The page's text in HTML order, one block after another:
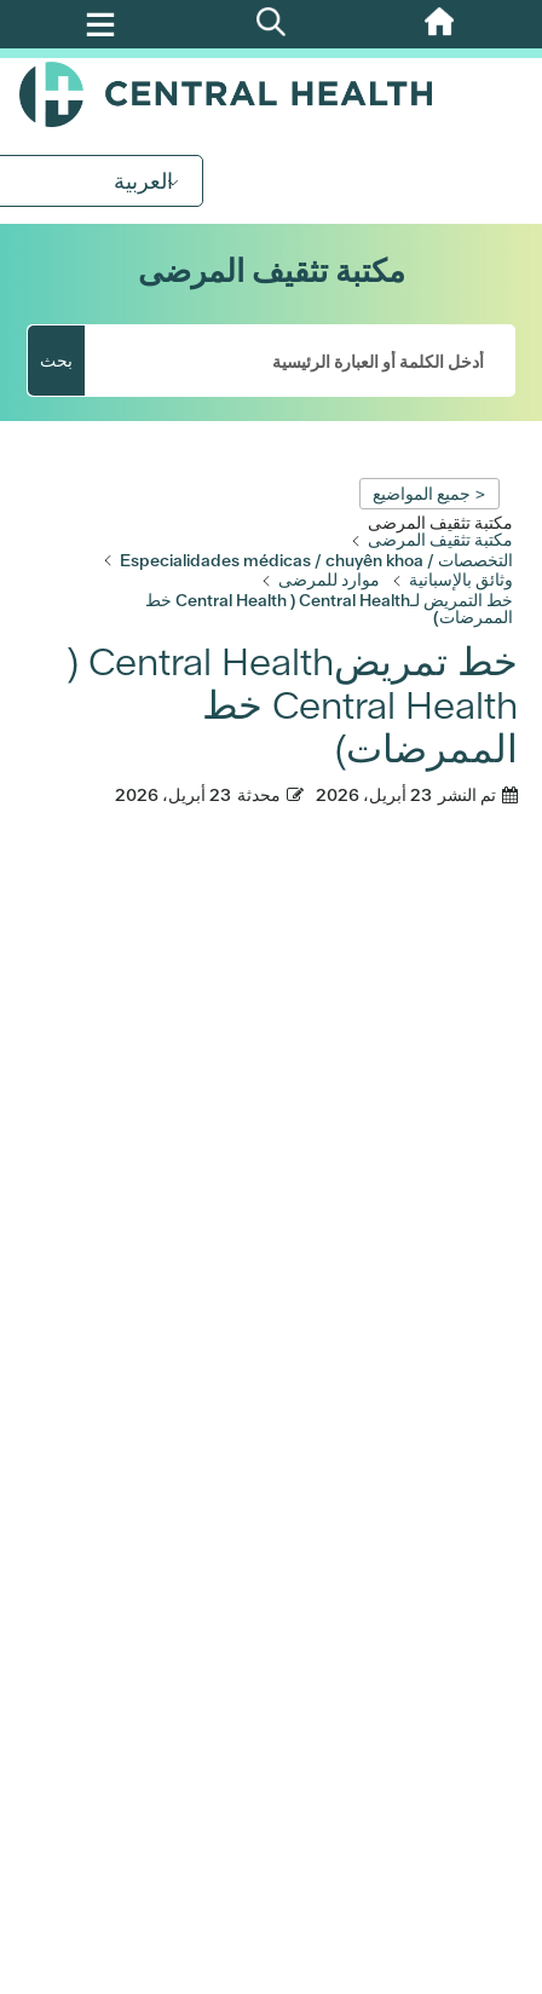
تخطي
العربية
مكتبة تثقيف المرضى
بحث
< جميع المواضيع
مكتبة تثقيف المرضى
مكتبة تثقيف المرضى
التخصصات / Especialidades médicas / chuyên khoa
وثائق بالإسبانية
موارد للمرضى
خط التمريض لـCentral Health ( Central Health خط
الممرضات)
خط تمريضCentral Health (
Central Health خط
الممرضات)
تم النشر 23 أبريل، 2026 محدثة 23 أبريل، 2026